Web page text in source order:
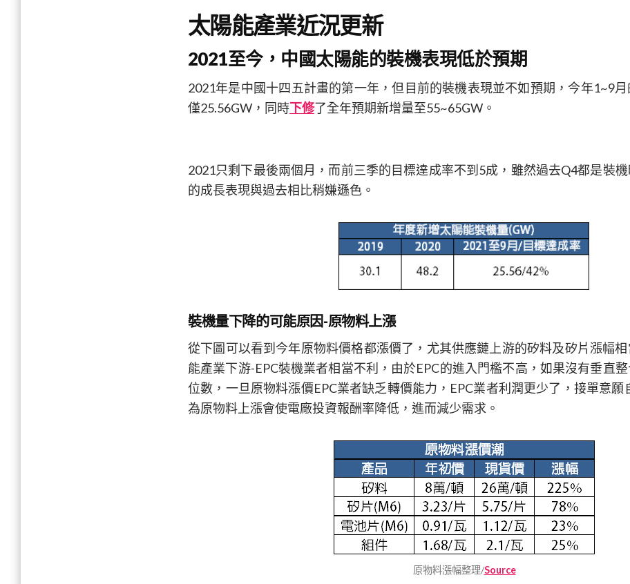
太陽能產業近況更新
2021至今，中國太陽能的裝機表現低於預期
2021年是中國十四五計畫的第一年，但目前的裝機表現並不如預期，今年1~9
僅25.56GW，同時下修了全年預期新增量至55~65GW。
2021只剩下最後兩個月，而前三季的目標達成率不到5成，雖然過去Q4都是裝
的成長表現與過去相比稍嫌遜色。
裝機量下降的可能原因-原物料上漲
從下圖可以看到今年原物料價格都漲價了，尤其供應鏈上游的矽料及矽片漲幅
能產業下游-EPC裝機業者相當不利，由於EPC的進入門檻不高，如果沒有垂直
位數，一旦原物料漲價EPC業者缺乏轉價能力，EPC業者利潤更少了，接單意願
為原物料上漲會使電廠投資報酬率降低，進而減少需求。
原物料漲幅整理/Source